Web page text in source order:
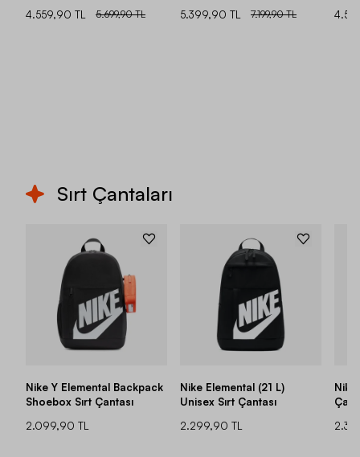
4.559,90 TL
5.699,90 TL
5.399,90 TL
7.199,90 TL
Sırt Çantaları
Nike Y Elemental Backpack
Shoebox Sırt Çantası
2.099,90 TL
Nike Elemental (21 L)
Unisex Sırt Çantası
2.299,90 TL
Nike